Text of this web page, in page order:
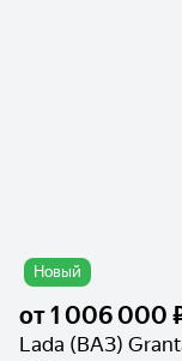
Новый
от1 006 000
Lada (ВАЗ)